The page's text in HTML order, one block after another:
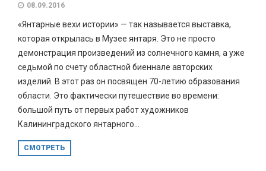
08.09.2016
«Янтарные вехи истории» — так называется выставка,
которая открылась в Музее янтаря. Это не просто
демонстрация произведений из солнечного камня, а уже
седьмой по счету областной биеннале авторских
изделий. В этот раз он посвящен 70-летию образования
области. Это фактически путешествие во времени:
большой путь от первых работ художников
Калининградского янтарного...
СМОТРЕТЬ